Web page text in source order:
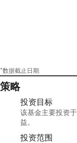
*数据截止日期:
策略
投资目标
该基金主要投资
益。
投资范围